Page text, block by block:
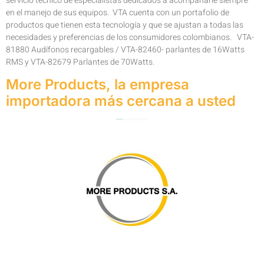
en el manejo de sus equipos. VTA cuenta con un portafolio de
productos que tienen esta tecnología y que se ajustan a todas las
necesidades y preferencias de los consumidores colombianos. VTA-
81880 Audífonos recargables / VTA-82460- parlantes de 16Watts
RMS y VTA-82679 Parlantes de 70Watts.
More Products, la empresa
importadora más cercana a usted